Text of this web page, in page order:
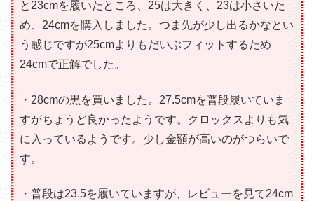
と23cmを履いたところ、25は大きく、23は小さいた
め、24cmを購入しました。つま先が少し出るかなとい
う感じですが25cmよりもだいぶフィットするため
24cmで正解でした。
・28cmの黒を買いました。27.5cmを普段履いていま
すがちょうど良かったようです。クロックスよりも気
に入っているようです。少し金額が高いのがつらいで
す。
・普段は23.5を履いていますが、レビューを見て24cm